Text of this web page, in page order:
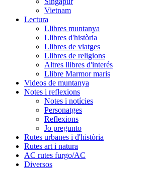
Vietnam
Lectura
Llibres muntanya
Llibres d'història
Llibres de viatges
Llibres de religions
Altres llibres d'interés
Llibre Marmor maris
Videos de muntanya
Notes i reflexions
Notes i notícies
Personatges
Reflexions
Jo pregunto
Rutes urbanes i d'història
Rutes art i natura
AC rutes furgo/AC
Diversos